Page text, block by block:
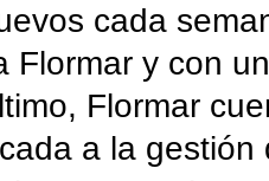
cada
Flormar y con
Flormar
a la